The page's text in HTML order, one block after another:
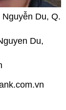
Du, Q.
Du,